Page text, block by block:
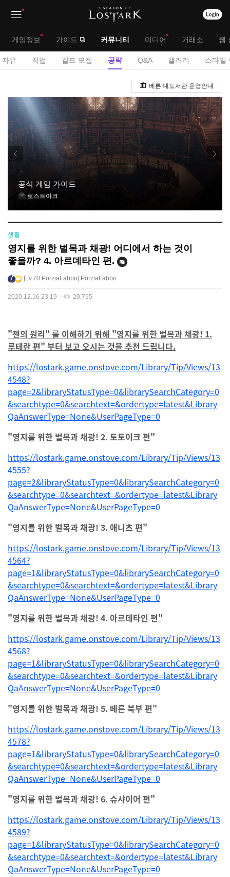
뉴
대
메
게임정보 가이드 커뮤니티 미디어 거래소 웹
서
메
뉴
자유 직업 길드 모집 공략 Q&A 갤러리 스타일
략
판
베른 대도서관 운영안내
공식 게임 가이드
로스트아크
생활
영지를 위한 벌목과 채광! 어디에서 하는 것이
좋을까? 4. 아르데타인 편.
Lv.70 PorziaFabbri PorziaFabbri
2020.12.16 23:19 29,795
"젠의 원리" 를 이해하기 위해 "영지를 위한 벌목과 채광! 1.
루테란 편" 부터 보고 오시는 것을 추천 드립니다.
https://lostark.game.onstove.com/Library/Tip/Views/13
4548?
page=2&libraryStatusType=0&librarySearchCategory=0
&searchtype=0&searchtext=&ordertype=latest&Library
QaAnswerType=None&UserPageType=0
"영지를 위한 벌목과 채광! 2. 토토이크 편"
https://lostark.game.onstove.com/Library/Tip/Views/13
4555?
page=2&libraryStatusType=0&librarySearchCategory=0
&searchtype=0&searchtext=&ordertype=latest&Library
QaAnswerType=None&UserPageType=0
"영지를 위한 벌목과 채광! 3. 애니츠 편"
https://lostark.game.onstove.com/Library/Tip/Views/13
4564?
page=1&libraryStatusType=0&librarySearchCategory=0
&searchtype=0&searchtext=&ordertype=latest&Library
QaAnswerType=None&UserPageType=0
"영지를 위한 벌목과 채광! 4. 아르데타인 편"
https://lostark.game.onstove.com/Library/Tip/Views/13
4568?
page=1&libraryStatusType=0&librarySearchCategory=0
&searchtype=0&searchtext=&ordertype=latest&Library
QaAnswerType=None&UserPageType=0
"영지를 위한 벌목과 채광! 5. 베른 북부 편"
https://lostark.game.onstove.com/Library/Tip/Views/13
4578?
page=1&libraryStatusType=0&librarySearchCategory=0
&searchtype=0&searchtext=&ordertype=latest&Library
QaAnswerType=None&UserPageType=0
"영지를 위한 벌목과 채광! 6. 슈샤이어 편"
https://lostark.game.onstove.com/Library/Tip/Views/13
4589?
page=1&libraryStatusType=0&librarySearchCategory=0
&searchtype=0&searchtext=&ordertype=latest&Library
QaAnswerType=None&UserPageType=0